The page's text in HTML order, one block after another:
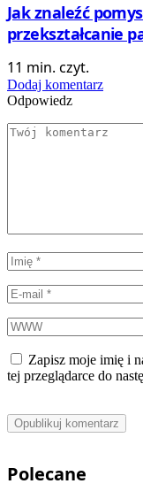
Jak znaleźć
przekształcanie
11 min. czyt.
Dodaj komentarz
Odpowiedz
Zapisz moje imię i
tej przeglądarce do
Polecane